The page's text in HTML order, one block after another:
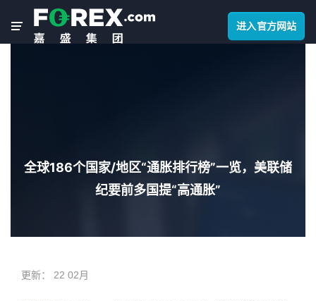
进入官方网站
全球186个国家/地区“通胀排行榜”一览，美联储
纪要前多国提“高通胀”
更新： 22 02月